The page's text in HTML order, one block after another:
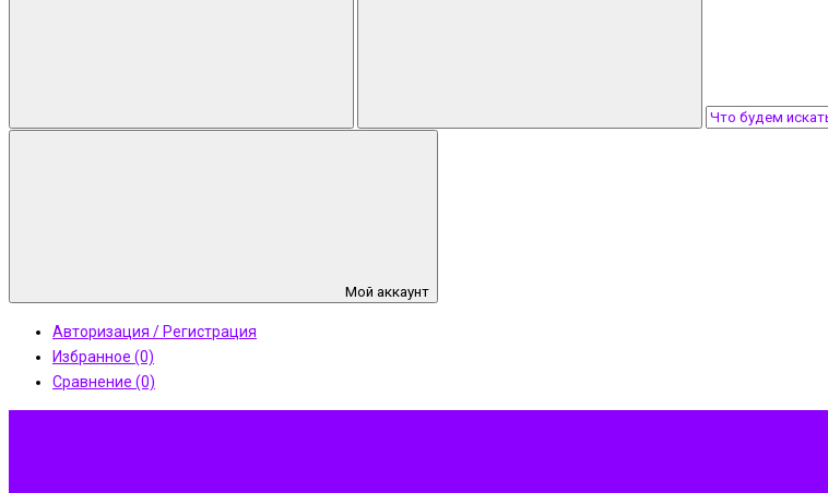
Мой аккаунт
Авторизация / Регистрация
Избранное (0)
Сравнение (0)